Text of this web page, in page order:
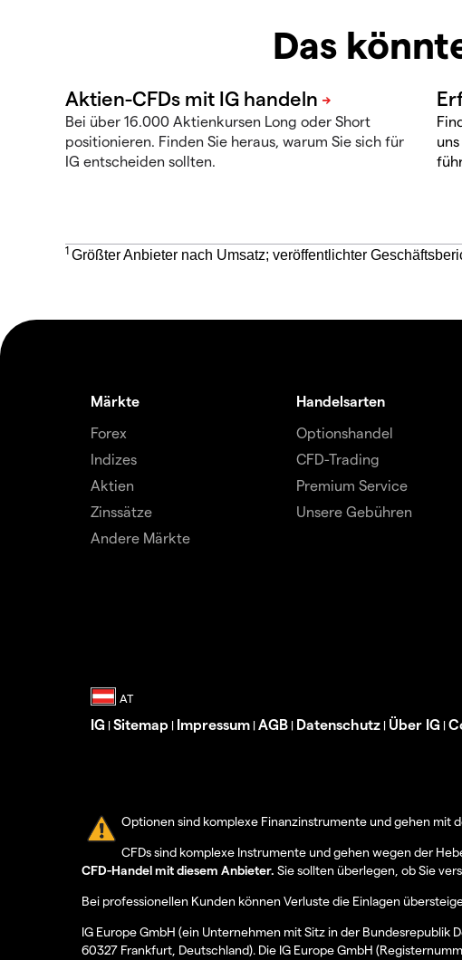
Das
Bei über 16.000 Aktienkursen Long oder Short
positionieren. Finden Sie heraus, warum Sie sich für
IG entscheiden sollten.
1 Größter Anbieter nach Umsatz; veröffentlichter
Märkte
Forex
Indizes
Aktien
Zinssätze
Andere Märkte
Handelsarten
Optionshandel
CFD-Trading
Premium Service
Unsere Gebühren
IG | Sitemap | Impressum | AGB | Datenschutz | Über IG |
Optionen sind komplexe Finanzinstrumente und gehen mit
CFDs sind komplexe Instrumente und gehen wegen der
CFD-Handel mit diesem Anbieter. Sie sollten überlegen, ob Sie
Bei professionellen Kunden können Verluste die Einlagen
IG Europe GmbH (ein Unternehmen mit Sitz in der Bundesrepublik
60327 Frankfurt, Deutschland). Die IG Europe GmbH